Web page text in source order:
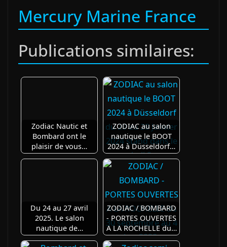
Mercury Marine France
Publications similaires:
Zodiac Nautic et
Bombard ont le
plaisir de vous…
ZODIAC au salon
nautique le BOOT
2024 à Düsseldorf…
Du 24 au 27 avril
2025. Le salon
nautique de…
ZODIAC / BOMBARD
- PORTES OUVERTES
A LA ROCHELLE du…